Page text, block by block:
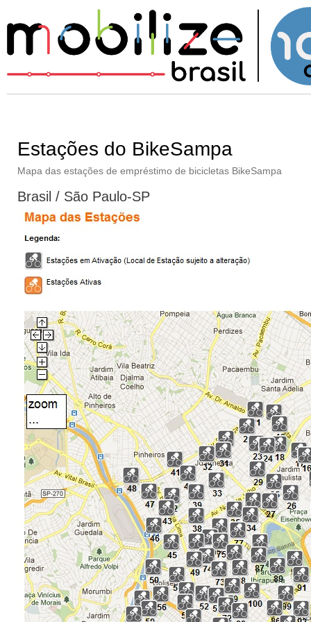
Estações do BikeSampa
Mapa das estações de empréstimo de bicicletas BikeSampa
Brasil / São Paulo-SP